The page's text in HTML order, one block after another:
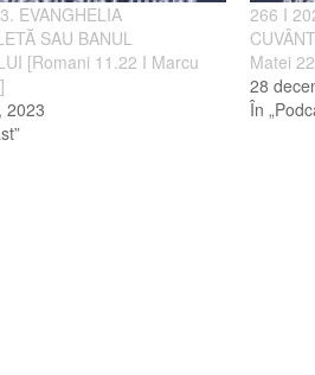
EVANGHELIA
SAU BANUL
[Romani 11.22 I Marcu
2023
266 I
Matei
28
În